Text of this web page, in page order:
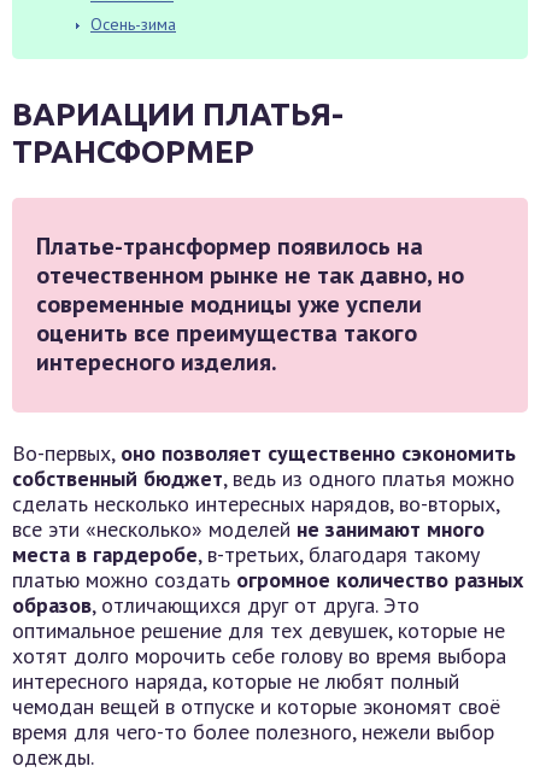
Осень-зима
ВАРИАЦИИ ПЛАТЬЯ-
ТРАНСФОРМЕР
Платье-трансформер появилось на
отечественном рынке не так давно, но
современные модницы уже успели
оценить все преимущества такого
интересного изделия.
Во-первых, оно позволяет существенно сэкономить
собственный бюджет, ведь из одного платья можно
сделать несколько интересных нарядов, во-вторых,
все эти «несколько» моделей не занимают много
места в гардеробе, в-третьих, благодаря такому
платью можно создать огромное количество разных
образов, отличающихся друг от друга. Это
оптимальное решение для тех девушек, которые не
хотят долго морочить себе голову во время выбора
интересного наряда, которые не любят полный
чемодан вещей в отпуске и которые экономят своё
время для чего-то более полезного, нежели выбор
одежды.